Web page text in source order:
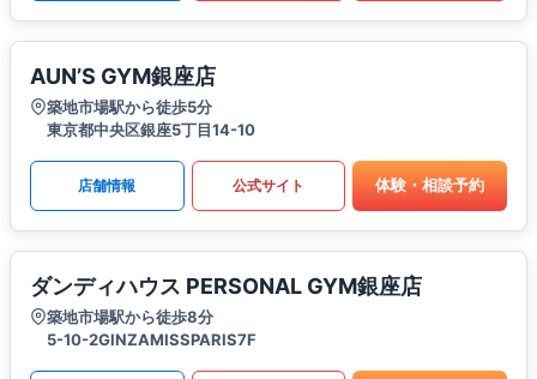
AUN’S GYM銀座店
築地市場駅から徒歩5分
東京都中央区銀座5丁目14-10
店舗情報 公式サイト 体験・相談予約
ダンディハウス PERSONAL GYM銀座店
築地市場駅から徒歩8分
5-10-2GINZAMISSPARIS7F